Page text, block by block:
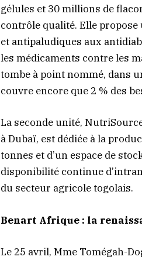
gélules et 30 millions de
contrôle qualité. Elle
et antipaludiques aux
les médicaments contre les
tombe à point nommé, dans
couvre encore que 2 % des
La seconde unité,
à Dubaï, est dédiée à la
tonnes et d’un espace de
disponibilité continue
du secteur agricole togolais.
Benart Afrique : la
Le 25 avril, Mme Tomégah-